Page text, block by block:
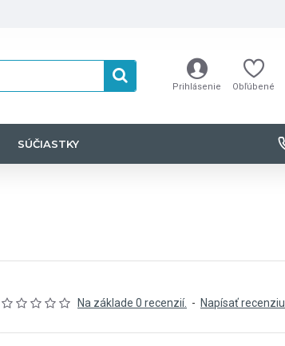
Prihlásenie Obľúbené
SÚČIASTKY
Na základe 0 recenzií. - Napísať recenziu